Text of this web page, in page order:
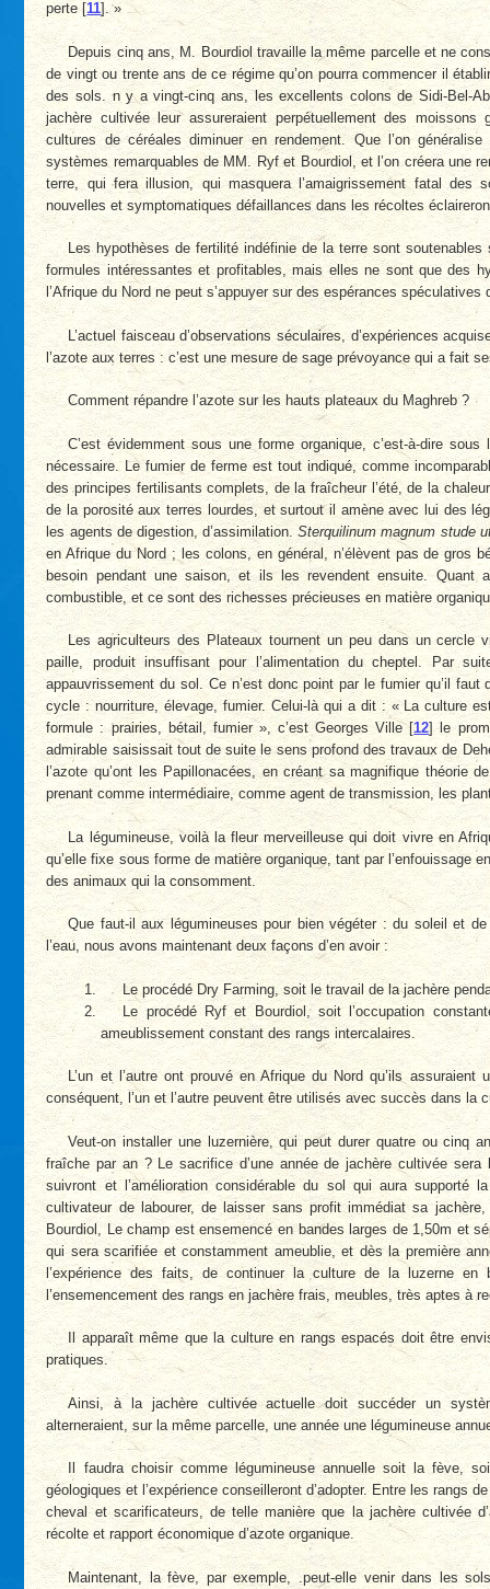
perte [11]. »
Depuis cinq ans, M. Bourdiol travaille la même parcelle et ne
de vingt ou trente ans de ce régime qu’on pourra commencer il
des sols. n y a vingt-cinq ans, les excellents colons de Sidi-Bel-
jachère cultivée leur assureraient perpétuellement des moissons
cultures de céréales diminuer en rendement. Que l’on
systèmes remarquables de MM. Ryf et Bourdiol, et l’on créera une
terre, qui fera illusion, qui masquera l’amaigrissement fatal des
nouvelles et symptomatiques défaillances dans les récoltes
Les hypothèses de fertilité indéfinie de la terre sont
formules intéressantes et profitables, mais elles ne sont que des
l’Afrique du Nord ne peut s’appuyer sur des espérances
L’actuel faisceau d’observations séculaires, d’expériences
l’azote aux terres : c’est une mesure de sage prévoyance qui a fait
Comment répandre l’azote sur les hauts plateaux du Maghreb ?
C’est évidemment sous une forme organique, c’est-à-dire
nécessaire. Le fumier de ferme est tout indiqué, comme
des principes fertilisants complets, de la fraîcheur l’été, de la
de la porosité aux terres lourdes, et surtout il amène avec lui des
les agents de digestion, d’assimilation.Sterquilinum magnum stude
en Afrique du Nord ; les colons, en général, n’élèvent pas de
besoin pendant une saison, et ils les revendent ensuite. Quant
combustible, et ce sont des richesses précieuses en matière
Les agriculteurs des Plateaux tournent un peu dans un cercle
paille, produit insuffisant pour l’alimentation du cheptel. Par
appauvrissement du sol. Ce n’est donc point par le fumier qu’il
cycle : nourriture, élevage, fumier. Celui-là qui a dit : « La culture
formule : prairies, bétail, fumier », c’est Georges Ville[12] le
admirable saisissait tout de suite le sens profond des travaux de
l’azote qu’ont les Papillonacées, en créant sa magnifique théorie
prenant comme intermédiaire, comme agent de transmission, les
La légumineuse, voilà la fleur merveilleuse qui doit vivre en
qu’elle fixe sous forme de matière organique, tant par l’enfouissage
des animaux qui la consomment.
Que faut-il aux légumineuses pour bien végéter : du soleil et
l’eau, nous avons maintenant deux façons d’en avoir :
Le procédé Dry Farming, soit le travail de la jachère
Le procédé Ryf et Bourdiol, soit l’occupation
ameublissement constant des rangs intercalaires.
L’un et l’autre ont prouvé en Afrique du Nord qu’ils
conséquent, l’un et l’autre peuvent être utilisés avec succès dans la
Veut-on installer une luzernière, qui peut durer quatre ou cinq
fraîche par an ? Le sacrifice d’une année de jachère cultivée
suivront et l’amélioration considérable du sol qui aura
cultivateur de labourer, de laisser sans profit immédiat sa
Bourdiol, Le champ est ensemencé en bandes larges de 1,50m et
qui sera scarifiée et constamment ameublie, et dès la première
l’expérience des faits, de continuer la culture de la luzerne
l’ensemencement des rangs en jachère frais, meubles, très aptes à
Il apparaît même que la culture en rangs espacés doit être
pratiques.
Ainsi, à la jachère cultivée actuelle doit succéder un
alterneraient, sur la même parcelle, une année une légumineuse
Il faudra choisir comme légumineuse annuelle soit la fève,
géologiques et l’expérience conseilleront d’adopter. Entre les rangs
cheval et scarificateurs, de telle manière que la jachère cultivée
récolte et rapport économique d’azote organique.
Maintenant, la fève, par exemple, .peut-elle venir dans les